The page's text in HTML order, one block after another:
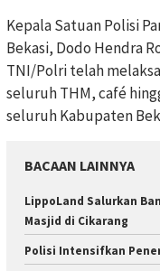
Kepala Satuan Polisi
Bekasi, Dodo Hendra
TNI/Polri telah
seluruh THM, café
seluruh Kabupaten
BACAAN LAINNYA
LippoLand Salurkan
Masjid di Cikarang
Polisi Intensifkan